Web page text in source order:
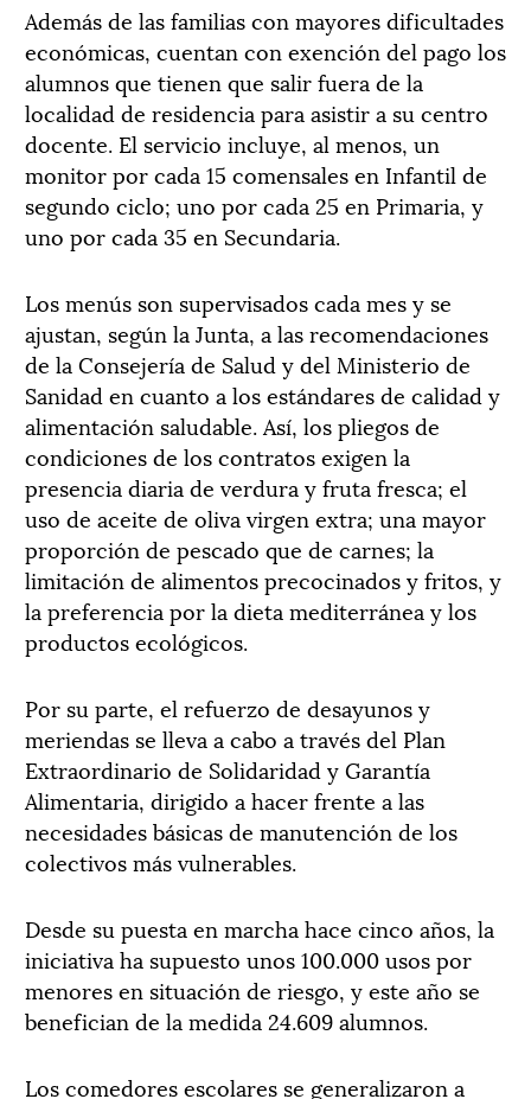
Además de las familias con mayores dificultades
económicas, cuentan con exención del pago los
alumnos que tienen que salir fuera de la
localidad de residencia para asistir a su centro
docente. El servicio incluye, al menos, un
monitor por cada 15 comensales en Infantil de
segundo ciclo; uno por cada 25 en Primaria, y
uno por cada 35 en Secundaria.
Los menús son supervisados cada mes y se
ajustan, según la Junta, a las recomendaciones
de la Consejería de Salud y del Ministerio de
Sanidad en cuanto a los estándares de calidad y
alimentación saludable. Así, los pliegos de
condiciones de los contratos exigen la
presencia diaria de verdura y fruta fresca; el
uso de aceite de oliva virgen extra; una mayor
proporción de pescado que de carnes; la
limitación de alimentos precocinados y fritos, y
la preferencia por la dieta mediterránea y los
productos ecológicos.
Por su parte, el refuerzo de desayunos y
meriendas se lleva a cabo a través del Plan
Extraordinario de Solidaridad y Garantía
Alimentaria, dirigido a hacer frente a las
necesidades básicas de manutención de los
colectivos más vulnerables.
Desde su puesta en marcha hace cinco años, la
iniciativa ha supuesto unos 100.000 usos por
menores en situación de riesgo, y este año se
benefician de la medida 24.609 alumnos.
Los comedores escolares se generalizaron a